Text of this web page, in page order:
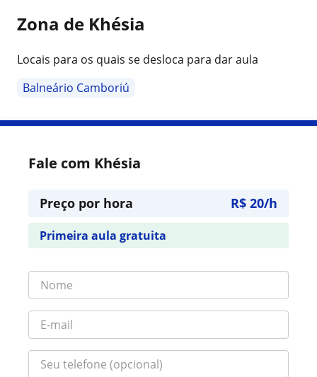
Zona de Khésia
Locais para os quais se desloca para dar aula
Balneário Camboriú
Fale com Khésia
Preço por hora R$ 20/h
Primeira aula gratuita